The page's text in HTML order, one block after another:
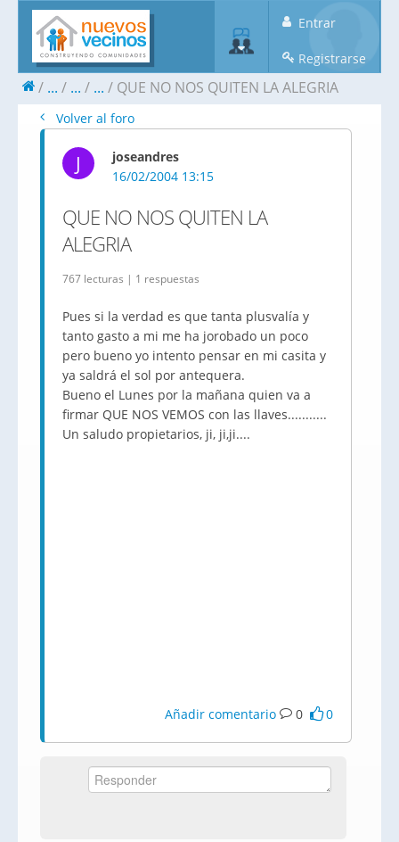
Entrar
Registrarse
... ... ... QUE NO NOS QUITEN LA ALEGRIA
Volver al foro
J
joseandres
16/02/2004 13:15
QUE NO NOS QUITEN LA
ALEGRIA
767 lecturas | 1 respuestas
Pues si la verdad es que tanta plusvalía y
tanto gasto a mi me ha jorobado un poco
pero bueno yo intento pensar en mi casita y
ya saldrá el sol por antequera.
Bueno el Lunes por la mañana quien va a
firmar QUE NOS VEMOS con las llaves...........
Un saludo propietarios, ji, ji,ji....
Añadir comentario 0 0